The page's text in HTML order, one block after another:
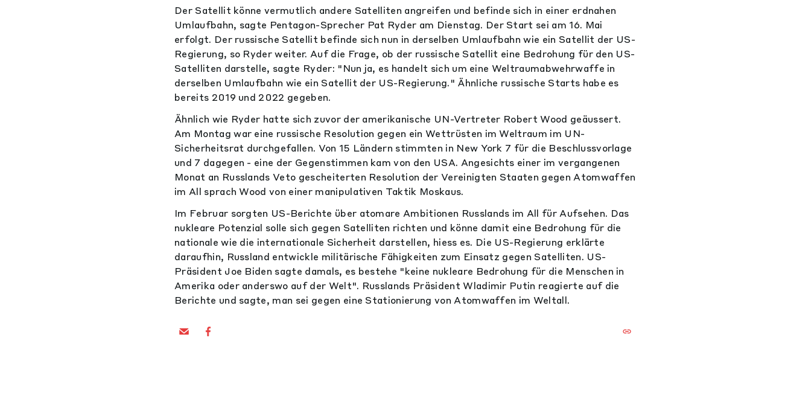
Der Satellit könne vermutlich andere Satelliten angreifen und befinde sich in einer erdnahen
Umlaufbahn, sagte Pentagon-Sprecher Pat Ryder am Dienstag. Der Start sei am 16. Mai
erfolgt. Der russische Satellit befinde sich nun in derselben Umlaufbahn wie ein Satellit der US-
Regierung, so Ryder weiter. Auf die Frage, ob der russische Satellit eine Bedrohung für den US-
Satelliten darstelle, sagte Ryder: "Nun ja, es handelt sich um eine Weltraumabwehrwaffe in
derselben Umlaufbahn wie ein Satellit der US-Regierung." Ähnliche russische Starts habe es
bereits 2019 und 2022 gegeben.
Ähnlich wie Ryder hatte sich zuvor der amerikanische UN-Vertreter Robert Wood geäussert.
Am Montag war eine russische Resolution gegen ein Wettrüsten im Weltraum im UN-
Sicherheitsrat durchgefallen. Von 15 Ländern stimmten in New York 7 für die Beschlussvorlage
und 7 dagegen - eine der Gegenstimmen kam von den USA. Angesichts einer im vergangenen
Monat an Russlands Veto gescheiterten Resolution der Vereinigten Staaten gegen Atomwaffen
im All sprach Wood von einer manipulativen Taktik Moskaus.
Im Februar sorgten US-Berichte über atomare Ambitionen Russlands im All für Aufsehen. Das
nukleare Potenzial solle sich gegen Satelliten richten und könne damit eine Bedrohung für die
nationale wie die internationale Sicherheit darstellen, hiess es. Die US-Regierung erklärte
daraufhin, Russland entwickle militärische Fähigkeiten zum Einsatz gegen Satelliten. US-
Präsident Joe Biden sagte damals, es bestehe "keine nukleare Bedrohung für die Menschen in
Amerika oder anderswo auf der Welt". Russlands Präsident Wladimir Putin reagierte auf die
Berichte und sagte, man sei gegen eine Stationierung von Atomwaffen im Weltall.